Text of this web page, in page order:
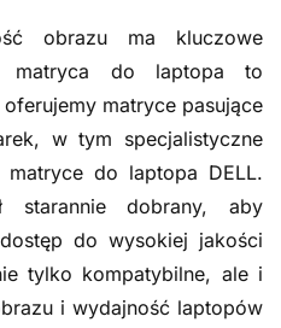
obrazu ma kluczowe
matryca do laptopa to
matryce pasujące
w tym specjalistyczne
do laptopa DELL.
starannie dobrany, aby
do wysokiej jakości
tylko kompatybilne, ale i
i wydajność laptopów